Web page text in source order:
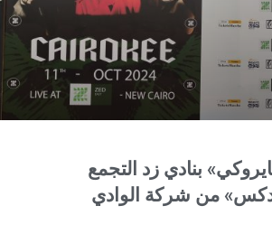
بنادي زد التجمع
من شركة الوادي